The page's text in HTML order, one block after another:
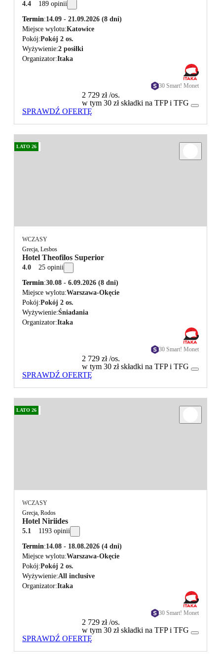
4.4 189 opinii
Termin 14.09 - 21.09.2026 (8 dni)
Miejsce wylotu Katowice
Pokój Pokój 2 os.
Wyżywienie 2 posiłki
Organizator Itaka
30 Smart! Monet
2 729 zł/os.
w tym 30 zł składki na TFP i TFG
SPRAWDŹ OFERTĘ
LATO 26
WCZASY
Grecja, Lesbos
Hotel Theofilos Superior
4.0 25 opinii
Termin 30.08 - 6.09.2026 (8 dni)
Miejsce wylotu Warszawa-Okęcie
Pokój Pokój 2 os.
Wyżywienie Śniadania
Organizator Itaka
30 Smart! Monet
2 729 zł/os.
w tym 30 zł składki na TFP i TFG
SPRAWDŹ OFERTĘ
LATO 26
WCZASY
Grecja, Rodos
Hotel Niriides
5.1 1193 opinii
Termin 14.08 - 18.08.2026 (4 dni)
Miejsce wylotu Warszawa-Okęcie
Pokój Pokój 2 os.
Wyżywienie All inclusive
Organizator Itaka
30 Smart! Monet
2 729 zł/os.
w tym 30 zł składki na TFP i TFG
SPRAWDŹ OFERTĘ